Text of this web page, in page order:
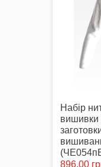
Набір
вишивки
896,00